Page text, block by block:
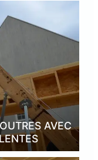
AVEC